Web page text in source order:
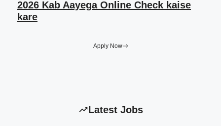
2026 Kab Aayega Online Check kaise
kare
Apply Now
Latest Jobs